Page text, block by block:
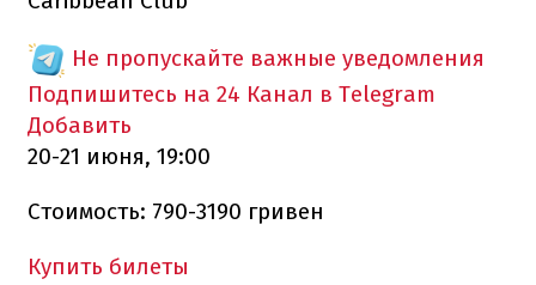
Не пропускайте важные уведомления
Подпишитесь на 24 Канал в Telegram
Добавить
20-21 июня, 19:00
Стоимость: 790-3190 гривен
Купить билеты